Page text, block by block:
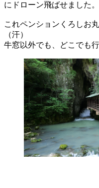
にドローン飛ばせました。
これペンションくろしお
（汗）
牛窓以外でも、どこでも